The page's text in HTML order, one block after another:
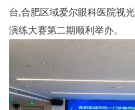
台,合肥区域爱尔眼科医院视
演练大赛第二期顺利举办。